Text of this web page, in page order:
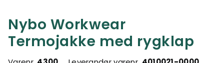
Nybo Workwear
Termojakke med rygklap